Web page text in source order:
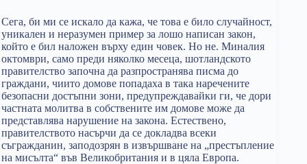
Сега, би ми се искало да кажа, че това е било случайност,
уникален и неразумен пример за лошо написан закон,
който е бил наложен върху един човек. Но не. Миналия
октомври, само преди няколко месеца, шотландското
правителство започна да разпространява писма до
граждани, чиито домове попадаха в така наречените
безопасни достъпни зони, предупреждавайки ги, че дори
частната молитва в собствените им домове може да
представлява нарушение на закона. Естествено,
правителството насърчи да се докладва всеки
съгражданин, заподозрян в извършване на „престъпление
на мисълта“ във Великобритания и в цяла Европа.